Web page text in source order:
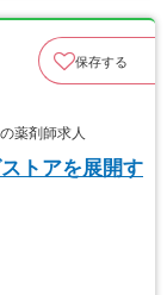
保存する
薬剤師求人
トアを展開す